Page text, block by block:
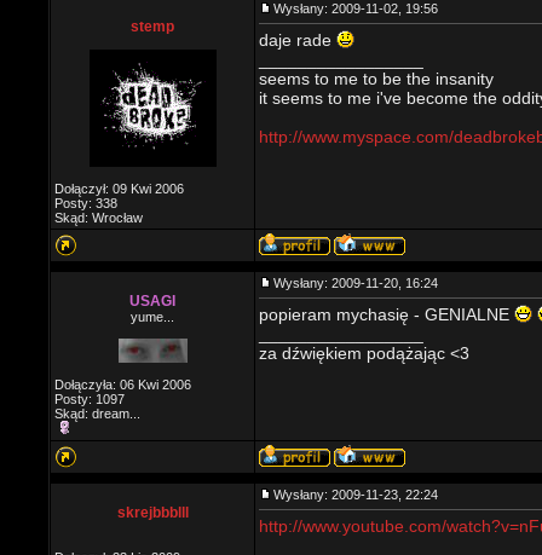
stemp
Dołączył: 09 Kwi 2006
Posty: 338
Skąd: Wrocław
Wysłany: 2009-11-02, 19:56
daje rade
seems to me to be the insanity
it seems to me i've become the
http://www.myspace.com/
USAGI
yume...
Dołączyła: 06 Kwi 2006
Posty: 1097
Skąd: dream...
Wysłany: 2009-11-20, 16:24
popieram mychasię - GENIALNE
za dźwiękiem podążając <3
skrejbbblll
Wysłany: 2009-11-23, 22:24
http://www.youtube.com/